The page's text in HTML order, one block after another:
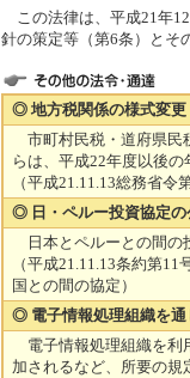
この法律は、平成21年
針の策定等（第6条）とそ
◎ 地方税関係の様式変更
市町村民税・道府県民
らは、平成22年度以後
（平成21.11.13総務省令
◎ 日・ペルー投資協定の
日本とペルーとの間の
（平成21.11.13条約第
国との間の協定）
◎ 電子情報処理組織を通
電子情報処理組織を利
加されるなど、所要の規